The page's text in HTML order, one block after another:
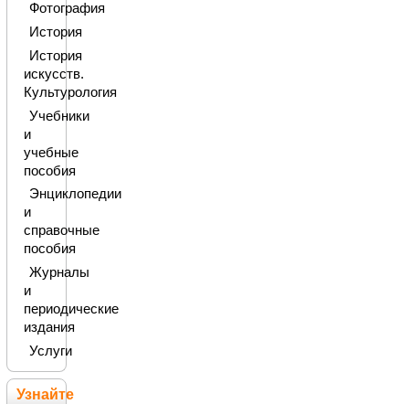
Фотография
История
История
искусств.
Культурология
Учебники
и
учебные
пособия
Энциклопедии
и
справочные
пособия
Журналы
и
периодические
издания
Услуги
Узнайте